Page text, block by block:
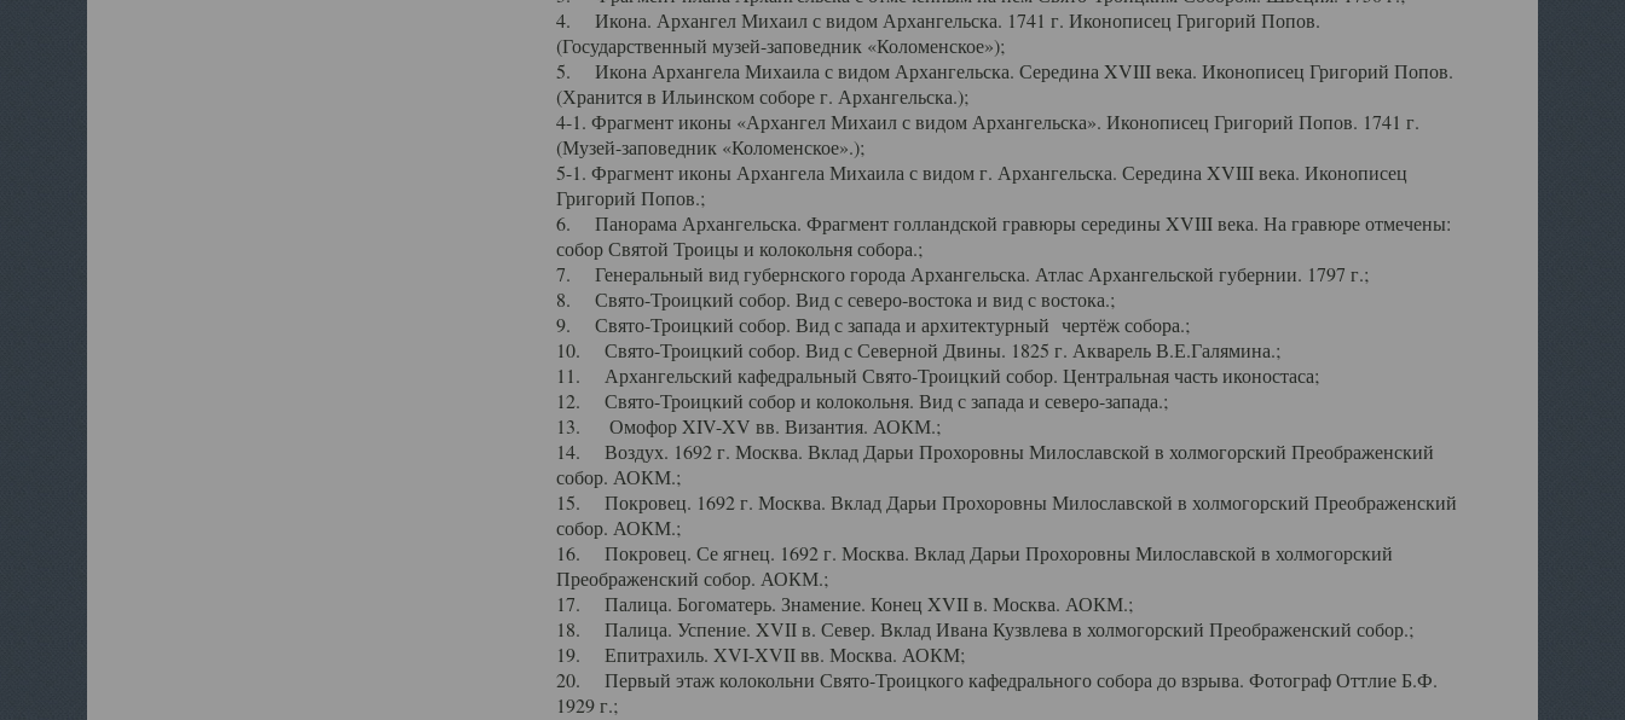
4. Икона. Архангел Михаил с видом Архангельска. 1741 г. Иконописец Григорий Попов.
(Государственный музей-заповедник «Коломенское»);
5. Икона Архангела Михаила с видом Архангельска. Середина XVIII века. Иконописец Григорий Попов.
(Хранится в Ильинском соборе г. Архангельска.);
4-1. Фрагмент иконы «Архангел Михаил с видом Архангельска». Иконописец Григорий Попов. 1741 г.
(Музей-заповедник «Коломенское».);
5-1. Фрагмент иконы Архангела Михаила с видом г. Архангельска. Середина XVIII века. Иконописец
Григорий Попов.;
6. Панорама Архангельска. Фрагмент голландской гравюры середины XVIII века. На гравюре отмечены:
собор Святой Троицы и колокольня собора.;
7. Генеральный вид губернского города Архангельска. Атлас Архангельской губернии. 1797 г.;
8. Свято-Троицкий собор. Вид с северо-востока и вид с востока.;
9. Свято-Троицкий собор. Вид с запада и архитектурный чертёж собора.;
10. Свято-Троицкий собор. Вид с Северной Двины. 1825 г. Акварель В.Е.Галямина.;
11. Архангельский кафедральный Свято-Троицкий собор. Центральная часть иконостаса;
12. Свято-Троицкий собор и колокольня. Вид с запада и северо-запада.;
13. Омофор XIV-XV вв. Византия. АОКМ.;
14. Воздух. 1692 г. Москва. Вклад Дарьи Прохоровны Милославской в холмогорский Преображенский
собор. АОКМ.;
15. Покровец. 1692 г. Москва. Вклад Дарьи Прохоровны Милославской в холмогорский Преображенский
собор. АОКМ.;
16. Покровец. Се ягнец. 1692 г. Москва. Вклад Дарьи Прохоровны Милославской в холмогорский
Преображенский собор. АОКМ.;
17. Палица. Богоматерь. Знамение. Конец XVII в. Москва. АОКМ.;
18. Палица. Успение. XVII в. Север. Вклад Ивана Кузвлева в холмогорский Преображенский собор.;
19. Епитрахиль. XVI-XVII вв. Москва. АОКМ;
20. Первый этаж колокольни Свято-Троицкого кафедрального собора до взрыва. Фотограф Оттлие Б.Ф.
1929 г.;